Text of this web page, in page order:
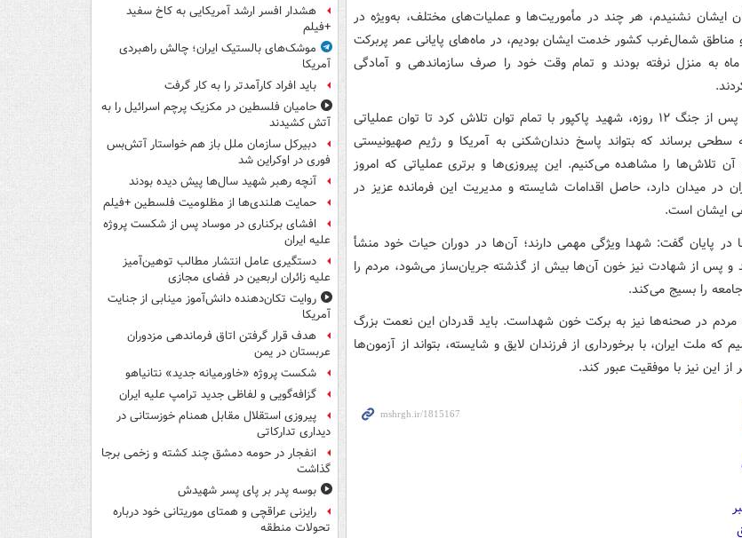
ایشان نشنیدم، هر چند در مأموریت‌ها و عملیات‌های مختلف، به‌ویژه در
مناطق شمال‌غرب کشور خدمت ایشان بودیم، در ماه‌های پایانی عمر پربرکت
به منزل نرفته بودند و تمام وقت خود را صرف سازماندهی و آمادگی
سردار پاکپور افزود: پس از جنگ ۱۲ روزه، شهید پاکپور با تمام توان تلاش کرد تا توان عملیاتی
سطحی برساند که بتواند پاسخ دندان‌شکنی به آمریکا و رژیم صهیونیستی
آن تلاش‌ها را مشاهده می‌کنیم. این پیروزی‌ها و برتری عملیاتی که امروز
در میدان دارد، حاصل اقدامات شایسته و مدیریت این فرمانده عزیز در
ایشان است.
در پایان گفت: شهدا ویژگی مهمی دارند؛ آن‌ها در دوران حیات خود منشأ
و پس از شهادت نیز خون آن‌ها بیش از گذشته جریان‌ساز می‌شود، مردم را
را بسیج می‌کند.
مردم در صحنه‌ها نیز به برکت خون شهداست. باید قدردان این نعمت بزرگ
که ملت ایران، با برخورداری از فرزندان لایق و شایسته، بتواند از آزمون‌ها
این نیز با موفقیت عبور کند.
هشدار افسر ارشد آمریکایی به کاخ سفید
+فیلم
موشک‌های بالستیک ایران؛ چالش راهبردی
آمریکا
باید افراد کارآمدتر را به کار گرفت
حامیان فلسطین در مکزیک پرچم اسرائیل را به
آتش کشیدند
دبیرکل سازمان ملل باز هم خواستار آتش‌بس
فوری در اوکراین شد
آنچه رهبر شهید سال‌ها پیش دیده بودند
حمایت هلندی‌ها از مظلومیت فلسطین +فیلم
افشای برکناری در موساد پس از شکست پروژه
علیه ایران
دستگیری عامل انتشار مطالب توهین‌آمیز
علیه زائران اربعین در فضای مجازی
روایت تکان‌دهنده دانش‌آموز مینابی از جنایت
آمریکا
هدف قرار گرفتن اتاق‌ فرماندهی مزدوران
عربستان در یمن
شکست پروژه «خاورمیانه جدید» نتانیاهو
گزافه‌گویی و لفاظی جدید ترامپ علیه ایران
پیروزی استقلال مقابل همنام خوزستانی در
دیداری تدارکاتی
انفجار در حومه دمشق چند کشته و زخمی برجا
گذاشت
بوسه‌ پدر بر پای پسر شهیدش
رایزنی عراقچی و همتای موریتانی خود درباره
تحولات منطقه